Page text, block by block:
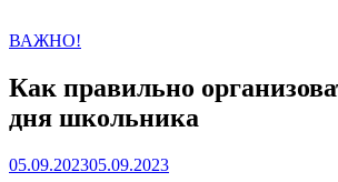
ВАЖНО!
Как правильно
дня школьника
05.09.202305.09.2023